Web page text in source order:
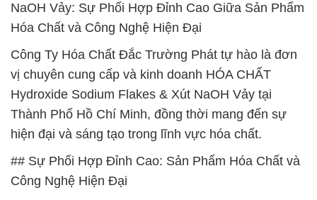
NaOH Vảy: Sự Phối Hợp Đỉnh Cao Giữa Sản Phẩm
Hóa Chất và Công Nghệ Hiện Đại
Công Ty Hóa Chất Đắc Trường Phát tự hào là đơn
vị chuyên cung cấp và kinh doanh HÓA CHẤT
Hydroxide Sodium Flakes & Xút NaOH Vảy tại
Thành Phố Hồ Chí Minh, đồng thời mang đến sự
hiện đại và sáng tạo trong lĩnh vực hóa chất.
## Sự Phối Hợp Đỉnh Cao: Sản Phẩm Hóa Chất và
Công Nghệ Hiện Đại